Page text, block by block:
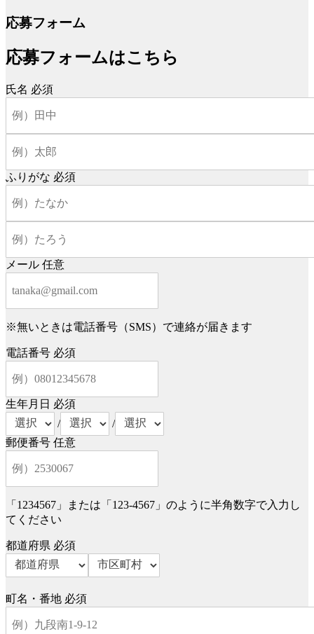
応募フォーム
応募フォームはこちら
氏名 必須
ふりがな 必須
メール 任意
※無いときは電話番号（SMS）で連絡が届きます
電話番号 必須
生年月日 必須
/
/
郵便番号 任意
「1234567」または「123-4567」のように半角数字で入力し
てください
都道府県 必須
町名・番地 必須